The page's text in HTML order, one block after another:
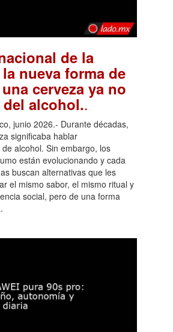
de la
nueva forma de
cerveza ya no
alcohol..
junio 2026.- Durante décadas,
significaba hablar
alcohol. Sin embargo, los
están evolucionando y cada
buscan alternativas que les
el mismo sabor, el mismo ritual y
social, pero de una forma